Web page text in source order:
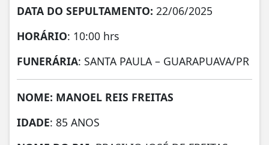
DATA DO SEPULTAMENTO: 22/06/2025
HORÁRIO: 10:00 hrs
FUNERÁRIA: SANTA PAULA – GUARAPUAVA/PR
NOME: MANOEL REIS FREITAS
IDADE: 85 ANOS